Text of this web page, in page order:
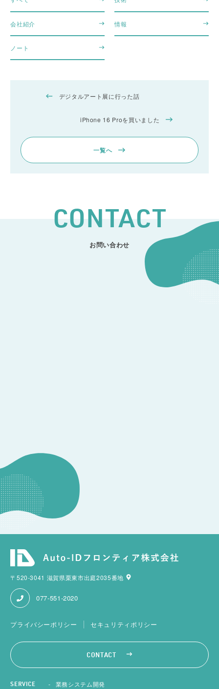
会社紹介 情報
ノート
デジタルアート展に行った話
iPhone 16 Proを買いました
一覧へ
CONTACT
お問い合わせ
〒520-3041 滋賀県栗東市出庭2035番地
077-551-2020
プライバシーポリシー セキュリティポリシー
CONTACT
SERVICE
業務システム開発